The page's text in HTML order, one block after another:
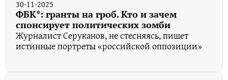
30-11-2025
ФБК*: гранты на гроб. Кто и зачем
спонсирует политических зомби
Журналист Серуканов, не стесняясь, пишет
истинные портреты «российской оппозиции»